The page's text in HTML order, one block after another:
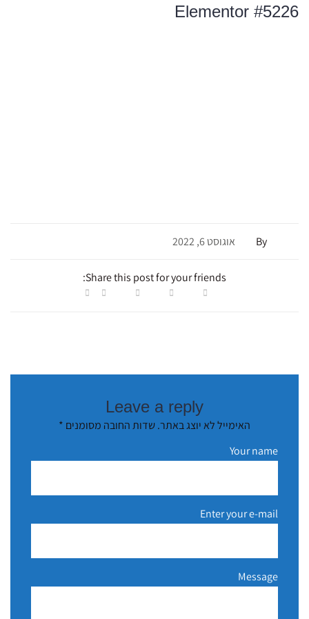
Elementor #5226
By אוגוסט 6, 2022
Share this post for your friends:
Leave a reply
האימייל לא יוצג באתר.שדות החובה מסומנים *
Your name
Enter your e-mail
Message